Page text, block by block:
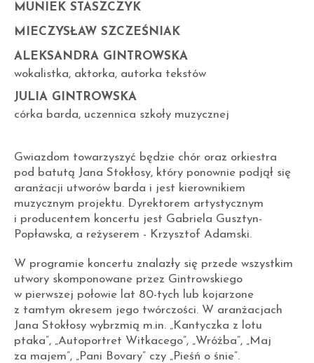
MUNIEK STASZCZYK
MIECZYSŁAW SZCZEŚNIAK
ALEKSANDRA GINTROWSKA
wokalistka, aktorka, autorka tekstów
JULIA GINTROWSKA
córka barda, uczennica szkoły muzycznej
Gwiazdom towarzyszyć będzie chór oraz orkiestra
pod batutą Jana Stokłosy, który ponownie podjął się
aranżacji utworów barda i jest kierownikiem
muzycznym projektu. Dyrektorem artystycznym
i producentem koncertu jest Gabriela Gusztyn-
Popławska, a reżyserem - Krzysztof Adamski.
W programie koncertu znalazły się przede wszystkim
utwory skomponowane przez Gintrowskiego
w pierwszej połowie lat 80-tych lub kojarzone
z tamtym okresem jego twórczości. W aranżacjach
Jana Stokłosy wybrzmią m.in. „Kantyczka z lotu
ptaka”, „Autoportret Witkacego”, „Wróżba”, „Maj
za majem”, „Pani Bovary” czy „Pieśń o śnie”.